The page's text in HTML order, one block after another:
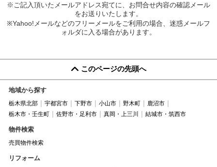
※ご記入頂いたメールアドレス宛てに、お問合せ内容の確認メール
をお送りいたします。
※Yahoo!メールなどのフリーメールをご利用の場合、迷惑メールフ
ォルダに入る場合があります。
このページの先頭へ
地域から探す
栃木県北部 宇都宮市 下野市 小山市 野木町
鹿沼市
栃木市・壬生町
佐野市・足利市 真岡・上三川 結城市・筑西市
物件検索
売買物件検索
リフォーム